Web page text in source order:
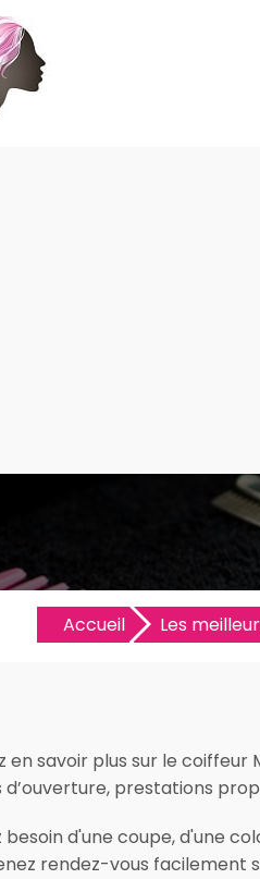
Accueil Les
en savoir plus sur le
prestations
besoin d'une coupe, d'une
rendez-vous facilement